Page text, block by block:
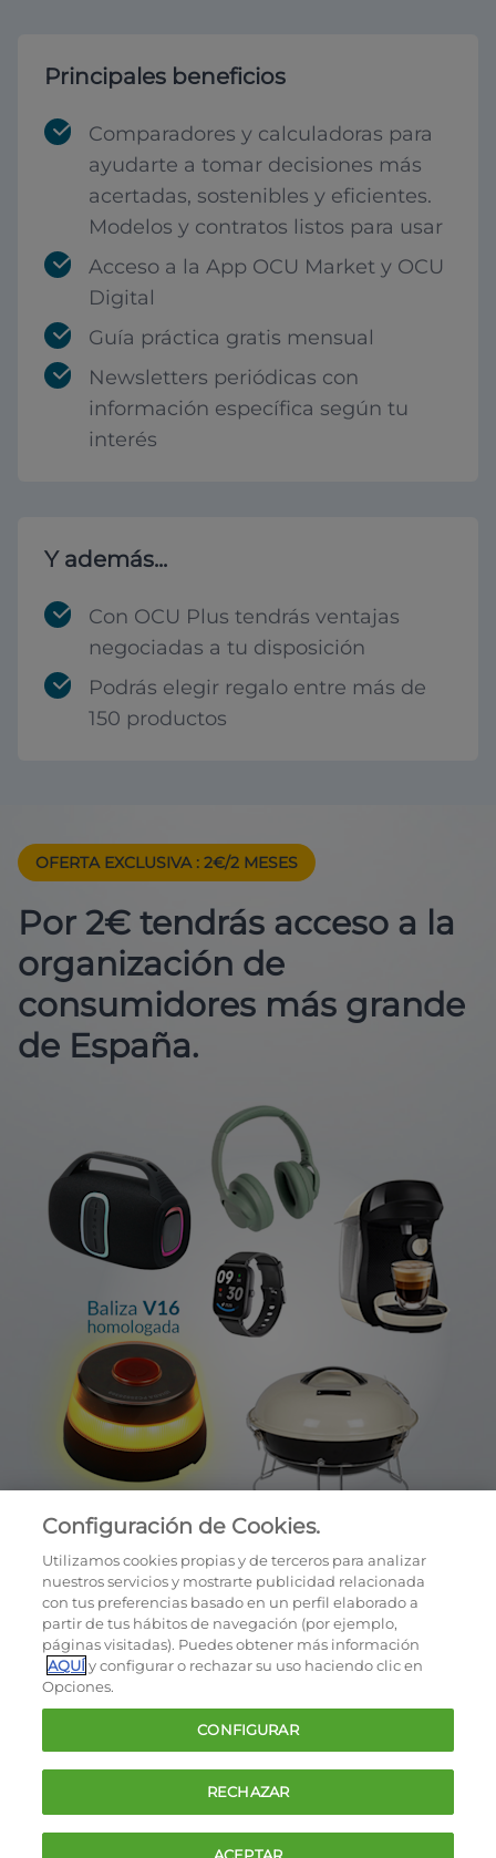
Principales beneficios
Comparadores y calculadoras para
ayudarte a tomar decisiones más
acertadas, sostenibles y eficientes.
Modelos y contratos listos para usar
Acceso a la App OCU Market y OCU
Digital
Guía práctica gratis mensual
Newsletters periódicas con
información específica según tu
interés
Y además...
Con OCU Plus tendrás ventajas
negociadas a tu disposición
Podrás elegir regalo entre más de
150 productos
OFERTA EXCLUSIVA : 2€/2 MESES
Por 2€ tendrás acceso a la
organización de
consumidores más grande
de España.
Cookies
Política de privacidad
Términos y condiciones de la oferta
Contacto
FAQ
Configuración de Cookies.
Utilizamos cookies propias y de terceros para analizar
nuestros servicios y mostrarte publicidad relacionada
con tus preferencias basado en un perfil elaborado a
partir de tus hábitos de navegación (por ejemplo,
páginas visitadas). Puedes obtener más información
AQUÍy configurar o rechazar su uso haciendo clic en
Opciones.
CONFIGURAR
RECHAZAR